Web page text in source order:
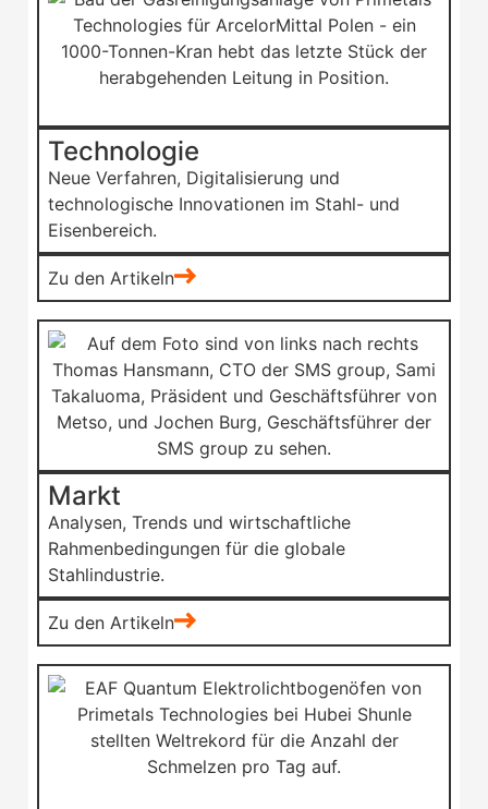
Technologie
Neue Verfahren, Digitalisierung und
technologische Innovationen im Stahl- und
Eisenbereich.
Zu den Artikeln
Markt
Analysen, Trends und wirtschaftliche
Rahmenbedingungen für die globale
Stahlindustrie.
Zu den Artikeln